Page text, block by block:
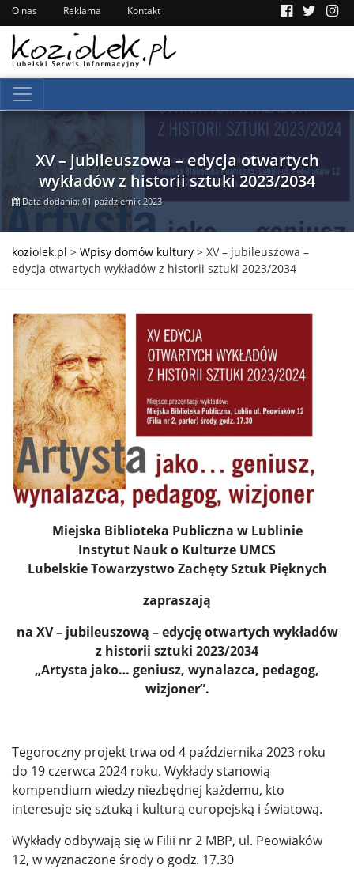
O nas Reklama Kontakt
XV – jubileuszowa – edycja otwartych
wykładów z historii sztuki 2023/2034
Data dodania: 01 październik 2023
koziolek.pl > Wpisy domów kultury > XV – jubileuszowa –
edycja otwartych wykładów z historii sztuki 2023/2034
Miejska Biblioteka Publiczna w Lublinie
Instytut Nauk o Kulturze UMCS
Lubelskie Towarzystwo Zachęty Sztuk Pięknych
zapraszają
na XV – jubileuszową – edycję otwartych wykładów
z historii sztuki 2023/2034
„Artysta jako… geniusz, wynalazca, pedagog,
wizjoner”.
Tegoroczny projekt trwa od 4 października 2023 roku
do 19 czerwca 2024 roku. Wykłady stanowią
kompendium wiedzy niezbędnej każdemu, kto
interesuje się sztuką i kulturą europejską i światową.
Wykłady odbywają się w Filii nr 2 MBP, ul. Peowiaków
12, w wyznaczone środy o godz. 17.30